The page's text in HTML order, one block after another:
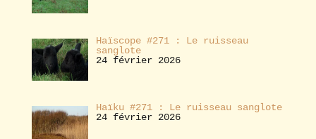
Haïscope #271 : Le ruisseau
sanglote
24 février 2026
Haïku #271 : Le ruisseau sanglote
24 février 2026